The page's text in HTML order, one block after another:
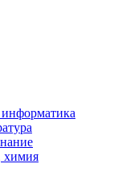
химия